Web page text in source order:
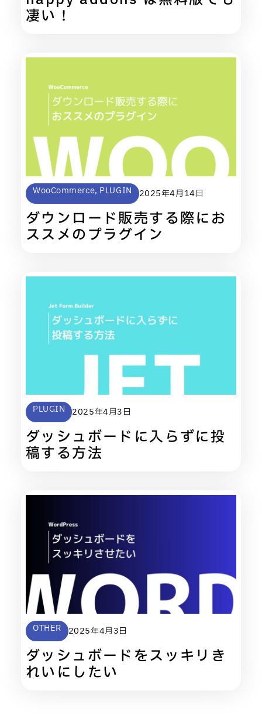
凄い！
WooCommerce, PLUGIN 2025年4月14日
ダウンロード販売する際にお
ススメのプラグイン
PLUGIN 2025年4月3日
ダッシュボードに入らずに投
稿する方法
OTHER 2025年4月3日
ダッシュボードをスッキリき
れいにしたい